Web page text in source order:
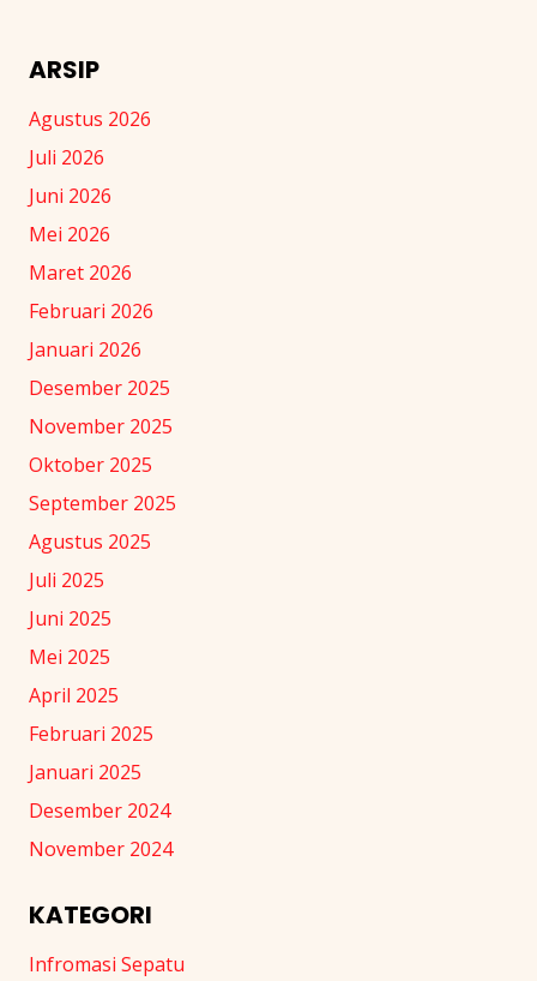
ARSIP
Agustus 2026
Juli 2026
Juni 2026
Mei 2026
Maret 2026
Februari 2026
Januari 2026
Desember 2025
November 2025
Oktober 2025
September 2025
Agustus 2025
Juli 2025
Juni 2025
Mei 2025
April 2025
Februari 2025
Januari 2025
Desember 2024
November 2024
KATEGORI
Infromasi Sepatu